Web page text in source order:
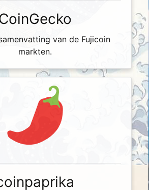
van de Fujicoin
markten.